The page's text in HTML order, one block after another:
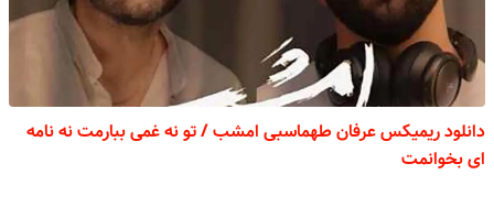
دانلود ریمیکس عرفان طهماسبی امشب / تو نه غمی ببارمت نه نامه
ای بخوانمت